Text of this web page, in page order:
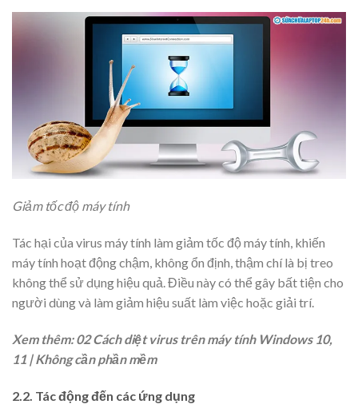
Giảm tốc độ máy tính
Tác hại của virus máy tính làm giảm tốc độ máy tính, khiến
máy tính hoạt động chậm, không ổn định, thậm chí là bị treo
không thể sử dụng hiệu quả. Điều này có thể gây bất tiện cho
người dùng và làm giảm hiệu suất làm việc hoặc giải trí.
Xem thêm: 02 Cách diệt virus trên máy tính Windows 10,
11 | Không cần phần mềm
2.2. Tác động đến các ứng dụng